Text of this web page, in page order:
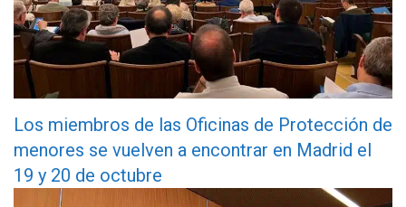
Los miembros de las Oficinas de Protección de
menores se vuelven a encontrar en Madrid el
19 y 20 de octubre